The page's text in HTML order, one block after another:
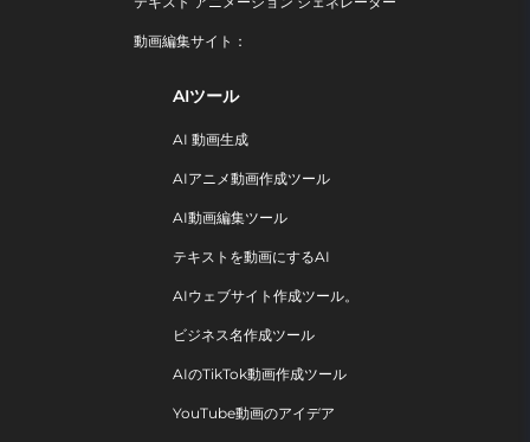
動画編集サイト：
AIツール
AI 動画生成
AIアニメ動画作成ツール
AI動画編集ツール
テキストを動画にするAI
AIウェブサイト作成ツール。
ビジネス名作成ツール
AIのTikTok動画作成ツール
YouTube動画のアイデア